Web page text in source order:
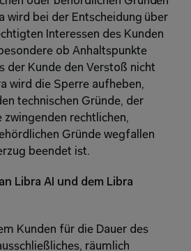
wird bei der Entscheidung über
Interessen des Kunden
ob Anhaltspunkte
der Kunde den Verstoß nicht
wird die Sperre aufheben,
technischen Gründe, der
rechtlichen,
Gründe wegfallen
beendet ist.
Libra AI und dem Libra
Kunden für die Dauer des
räumlich